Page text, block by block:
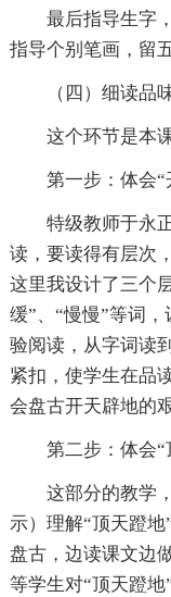
最后指导生字
指导个别笔画，留
（四）细读品
这个环节是本
第一步：体会“
特级教师于永
读，要读得有层次
这里我设计了三个
缓”、“慢慢”等词
验阅读，从字词读
紧扣，使学生在品
会盘古开天辟地的
第二步：体会“
这部分的教学
示）理解“顶天蹬
盘古，边读课文边
等学生对“顶天蹬